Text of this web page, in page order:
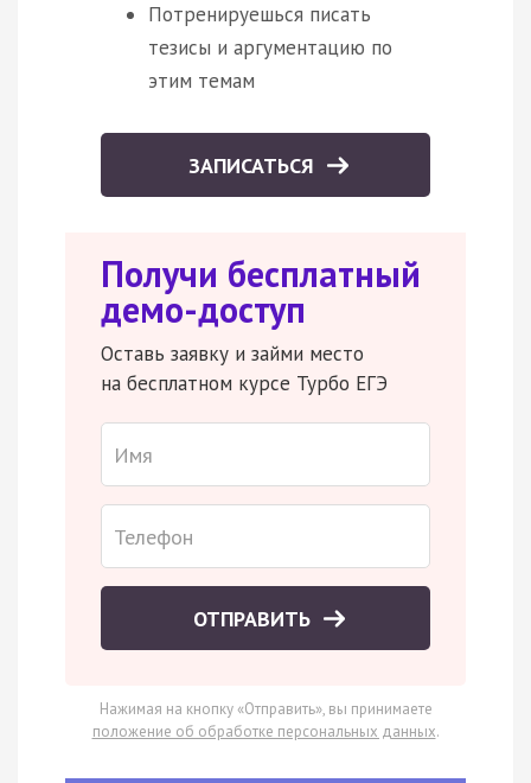
Потренируешься писать
тезисы и аргументацию по
этим темам
ЗАПИСАТЬСЯ
Получи бесплатный
демо-доступ
Оставь заявку и займи место
на бесплатном курсе Турбо ЕГЭ
ОТПРАВИТЬ
Нажимая на кнопку «Отправить», вы принимаете
положение об обработке персональных данных.